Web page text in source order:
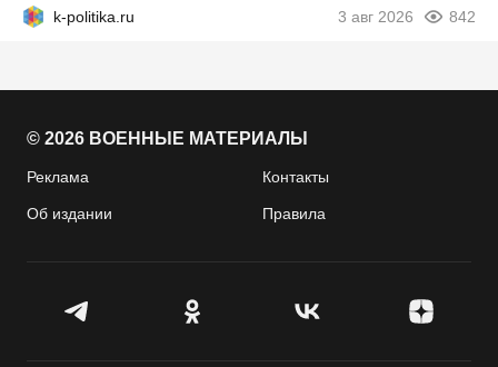
k-politika.ru 3 авг 2026 842
© 2026 ВОЕННЫЕ МАТЕРИАЛЫ
Реклама Контакты
Об издании Правила